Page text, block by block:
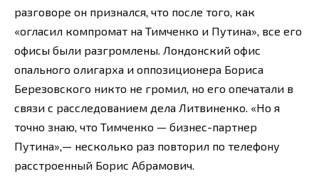
разговоре он признался, что после того, как
«огласил компромат на Тимченко и Путина», все его
офисы были разгромлены. Лондонский офис
опального олигарха и оппозиционера Бориса
Березовского никто не громил, но его опечатали в
связи с расследованием дела Литвиненко. «Но я
точно знаю, что Тимченко — бизнес-партнер
Путина»,— несколько раз повторил по телефону
расстроенный Борис Абрамович.